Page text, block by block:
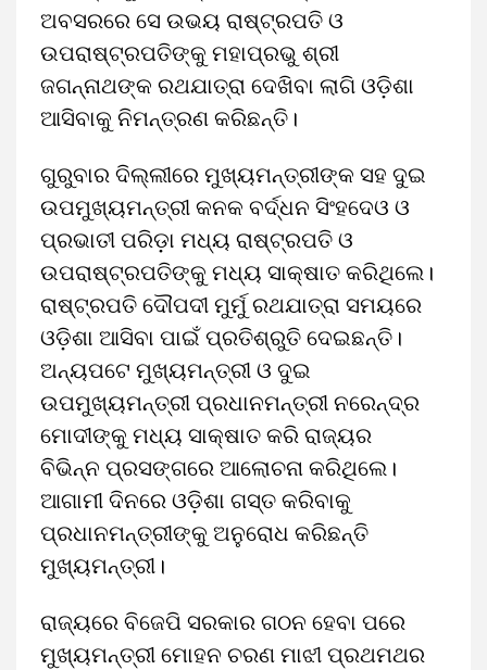
ଅବସରରେ ସେ ଉଭୟ ରାଷ୍ଟ୍ରପତି ଓ
ଉପରାଷ୍ଟ୍ରପତିଙ୍କୁ ମହାପ୍ରଭୁ ଶ୍ରୀ
ଜଗନ୍ନାଥଙ୍କ ରଥଯାତ୍ରା ଦେଖିବା ଲାଗି ଓଡ଼ିଶା
ଆସିବାକୁ ନିମନ୍ତ୍ରଣ କରିଛନ୍ତି।
ଗୁରୁବାର ଦିଲ୍ଲୀରେ ମୁଖ୍ୟମନ୍ତ୍ରୀଙ୍କ ସହ ଦୁଇ
ଉପମୁଖ୍ୟମନ୍ତ୍ରୀ କନକ ବର୍ଦ୍ଧନ ସିଂହଦେଓ ଓ
ପ୍ରଭାତୀ ପରିଡ଼ା ମଧ୍ୟ ରାଷ୍ଟ୍ରପତି ଓ
ଉପରାଷ୍ଟ୍ରପତିଙ୍କୁ ମଧ୍ୟ ସାକ୍ଷାତ କରିଥିଲେ।
ରାଷ୍ଟ୍ରପତି ଦୌପଦୀ ମୁର୍ମୁ ରଥଯାତ୍ରା ସମୟରେ
ଓଡ଼ିଶା ଆସିବା ପାଇଁ ପ୍ରତିଶ୍ରୁତି ଦେଇଛନ୍ତି।
ଅନ୍ୟପଟେ ମୁଖ୍ୟମନ୍ତ୍ରୀ ଓ ଦୁଇ
ଉପମୁଖ୍ୟମନ୍ତ୍ରୀ ପ୍ରଧାନମନ୍ତ୍ରୀ ନରେନ୍ଦ୍ର
ମୋଦୀଙ୍କୁ ମଧ୍ୟ ସାକ୍ଷାତ କରି ରାଜ୍ୟର
ବିଭିନ୍ନ ପ୍ରସଙ୍ଗରେ ଆଲୋଚନା କରିଥିଲେ।
ଆଗାମୀ ଦିନରେ ଓଡ଼ିଶା ଗସ୍ତ କରିବାକୁ
ପ୍ରଧାନମନ୍ତ୍ରୀଙ୍କୁ ଅନୁରୋଧ କରିଛନ୍ତି
ମୁଖ୍ୟମନ୍ତ୍ରୀ।
ରାଜ୍ୟରେ ବିଜେପି ସରକାର ଗଠନ ହେବା ପରେ
ମୁଖ୍ୟମନ୍ତ୍ରୀ ମୋହନ ଚରଣ ମାଝୀ ପ୍ରଥମଥର